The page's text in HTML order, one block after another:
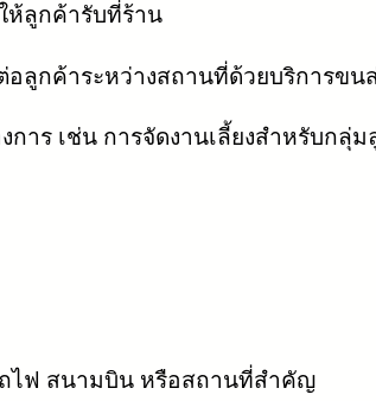
ห้ลูกค้ารับที่ร้าน
ลูกค้าระหว่างสถานที่ด้วยบริการขน
าร เช่น การจัดงานเลี้ยงสำหรับกลุ่
ถไฟ สนามบิน หรือสถานที่สำคัญ